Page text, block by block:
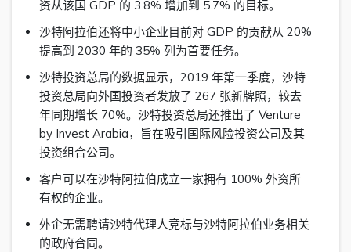
资从该国 GDP 的 3.8% 增加到 5.7% 的目标。
沙特阿拉伯还将中小企业目前对 GDP 的贡献从 20%
提高到 2030 年的 35% 列为首要任务。
沙特投资总局的数据显示，2019 年第一季度，沙特
投资总局向外国投资者发放了 267 张新牌照，较去
年同期增长 70%。沙特投资总局还推出了 Venture
by Invest Arabia，旨在吸引国际风险投资公司及其
投资组合公司。
客户可以在沙特阿拉伯成立一家拥有 100% 外资所
有权的企业。
外企无需聘请沙特代理人竞标与沙特阿拉伯业务相关
的政府合同。